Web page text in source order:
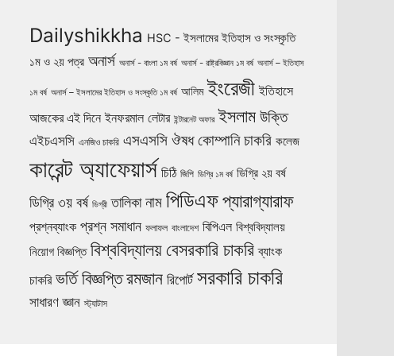
Dailyshikkha HSC - ইসলামের ইতিহাস ও সংস্কৃতি
১ম ও ২য় পত্র অনার্স অনার্স - বাংলা ১ম বর্ষ অনার্স - রাষ্ট্রবিজ্ঞান ১ম বর্ষ অনার্স – ইতিহাস
১ম বর্ষ অনার্স – ইসলামের ইতিহাস ও সংস্কৃতি ১ম বর্ষ আলিম ইংরেজী ইতিহাসে
আজকের এই দিনে ইনফরমাল লেটার ইন্টারনেট অফার ইসলাম উক্তি
এইচএসসি এনজিও চাকরি এসএসসি ঔষধ কোম্পানি চাকরি কলেজ
কারেন্ট অ্যাফেয়ার্স চিঠি জিপি ডিগ্রি ১ম বর্ষ ডিগ্রি ২য় বর্ষ
ডিগ্রি ৩য় বর্ষ ডিগ্রী তালিকা নাম পিডিএফপ্যারাগ্যারাফ
প্রশ্নব্যাংক প্রশ্ন সমাধান ফলাফল বাংলাদেশ বিপিএল বিশ্ববিদ্যালয়
নিয়োগ বিজ্ঞপ্তি বিশ্ববিদ্যালয় বেসরকারি চাকরি ব্যাংক
চাকরি ভর্তি বিজ্ঞপ্তিরমজান রিপোর্ট সরকারি চাকরি
সাধারণ জ্ঞান স্ট্যাটাস